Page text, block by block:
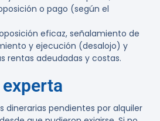
o pago (según el
eficaz, señalamiento de
y ejecución (desalojo) y
rentas adeudadas y costas.
dinerarias pendientes por alquiler